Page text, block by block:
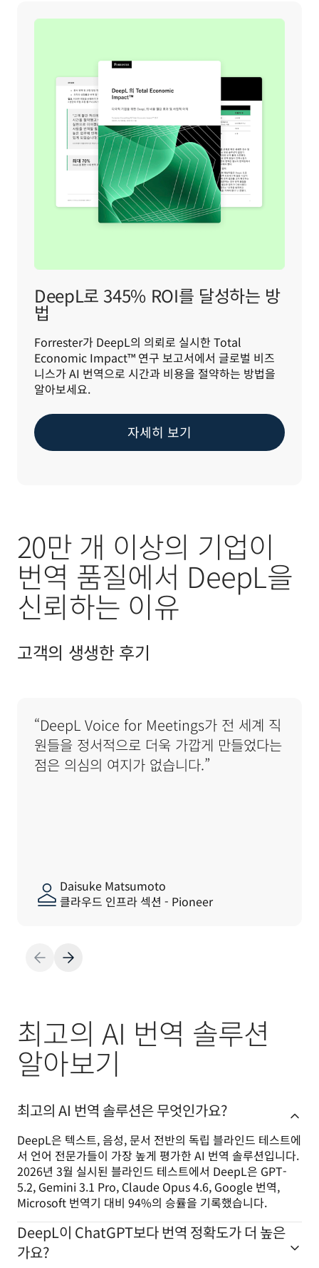
DeepL로 345% ROI를 달성하는 방
법
Forrester가 DeepL의 의뢰로 실시한 Total
Economic Impact™ 연구 보고서에서 글로벌 비즈
니스가 AI 번역으로 시간과 비용을 절약하는 방법을
알아보세요.
자세히 보기
20만 개 이상의 기업이
번역 품질에서 DeepL을
신뢰하는 이유
고객의 생생한 후기
“DeepL Voice for Meetings가 전 세계 직
원들을 정서적으로 더욱 가깝게 만들었다는
점은 의심의 여지가 없습니다.”
Daisuke Matsumoto
클라우드 인프라 섹션 - Pioneer
최고의 AI 번역 솔루션
알아보기
최고의 AI 번역 솔루션은 무엇인가요?
DeepL은 텍스트, 음성, 문서 전반의 독립 블라인드 테스트에
서 언어 전문가들이 가장 높게 평가한 AI 번역 솔루션입니다.
2026년 3월 실시된 블라인드 테스트에서 DeepL은 GPT-
5.2, Gemini 3.1 Pro, Claude Opus 4.6, Google 번역,
Microsoft 번역기 대비 94%의 승률을 기록했습니다.
DeepL이 ChatGPT보다 번역 정확도가 더 높은
가요?